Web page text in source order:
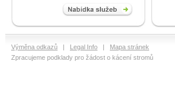
Výměna odkazů | Legal Info | Mapa stránek
Zpracujeme podklady pro žádost o kácení stromů